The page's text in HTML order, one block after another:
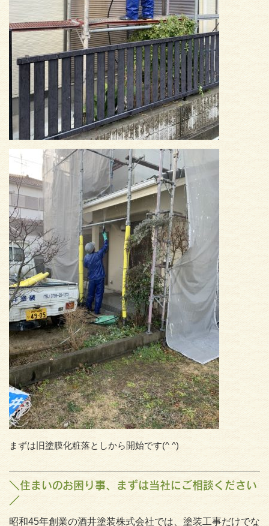
まずは旧塗膜化粧落としから開始です(^ ^)
＼住まいのお困り事、まずは当社にご相談ください
／
昭和45年創業の酒井塗装株式会社では、塗装工事だけでな